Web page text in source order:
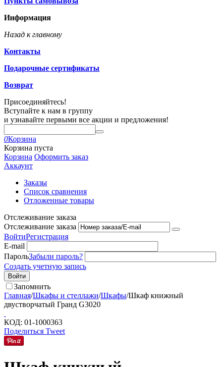
Информация
Назад к главному
Контакты
Подарочные сертификаты
Возврат
Присоединяйтесь!
Вступайте к нам в группу
и узнавайте первыми все акции и предложения!
0Корзина
Корзина пуста
Корзина Оформить заказ
Аккаунт
Заказы
Список сравнения
Отложенные товары
Отслеживание заказа
Отслеживание заказа
ВойтиРегистрация
E-mail
ПарольЗабыли пароль?
Создать учетную запись
Войти
Запомнить
Главная/Шкафы и стеллажи/Шкафы/Шкаф книжный
двустворчатый Гранд G3020
КОД: 01-1000363
Поделиться Tweet